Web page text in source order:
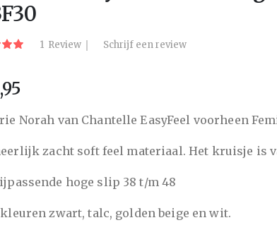
1 Review Schrijf een review
Norah van Chantelle EasyFeel voorheen
zacht soft feel materiaal. Het kruisje is
hoge slip 38 t/m 48
zwart, talc, golden beige en wit.